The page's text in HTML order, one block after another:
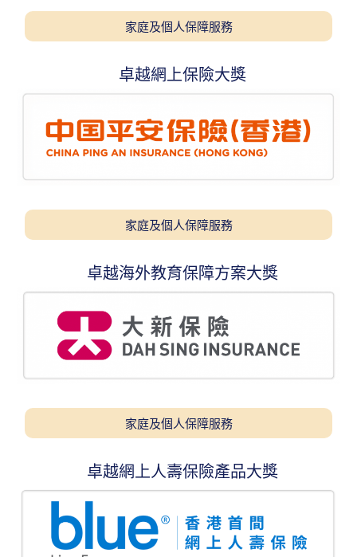
家庭及個人保障服務
卓越網上保險大獎
家庭及個人保障服務
卓越海外教育保障方案大獎
家庭及個人保障服務
卓越網上人壽保險產品大獎